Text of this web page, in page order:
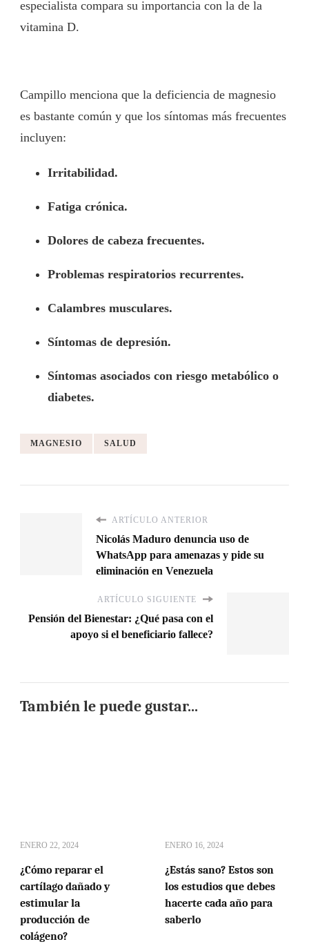
especialista compara su importancia con la de la
vitamina D.
Campillo menciona que la deficiencia de magnesio
es bastante común y que los síntomas más frecuentes
incluyen:
Irritabilidad.
Fatiga crónica.
Dolores de cabeza frecuentes.
Problemas respiratorios recurrentes.
Calambres musculares.
Síntomas de depresión.
Síntomas asociados con riesgo metabólico o
diabetes.
MAGNESIO SALUD
ARTÍCULO ANTERIOR
Nicolás Maduro denuncia uso de
WhatsApp para amenazas y pide su
eliminación en Venezuela
ARTÍCULO SIGUIENTE
Pensión del Bienestar: ¿Qué pasa con el
apoyo si el beneficiario fallece?
También le puede gustar...
ENERO 22, 2024
¿Cómo reparar el
cartílago dañado y
estimular la
producción de
colágeno?
ENERO 16, 2024
¿Estás sano? Estos son
los estudios que debes
hacerte cada año para
saberlo